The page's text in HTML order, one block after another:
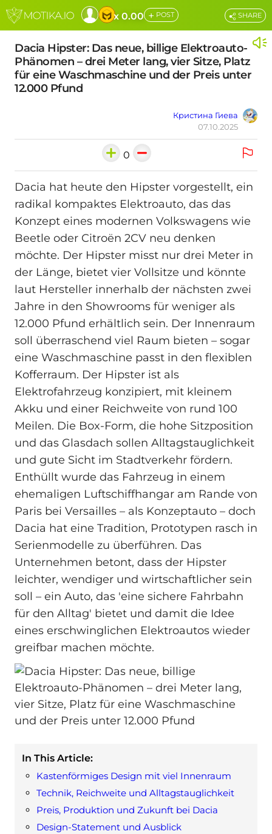
x 0.00 + POST
Dacia Hipster: Das neue, billige Elektroauto-
Phänomen – drei Meter lang, vier Sitze, Platz
für eine Waschmaschine und der Preis unter
12.000 Pfund
Кристина Гиева
07.10.2025
SHARE
0
Dacia hat heute den Hipster vorgestellt, ein
radikal kompaktes Elektroauto, das das
Konzept eines modernen Volkswagens wie
Beetle oder Citroën 2CV neu denken
möchte. Der Hipster misst nur drei Meter in
der Länge, bietet vier Vollsitze und könnte
laut Hersteller innerhalb der nächsten zwei
Jahre in den Showrooms für weniger als
12.000 Pfund erhältlich sein. Der Innenraum
soll überraschend viel Raum bieten – sogar
eine Waschmaschine passt in den flexiblen
Kofferraum. Der Hipster ist als
Elektrofahrzeug konzipiert, mit kleinem
Akku und einer Reichweite von rund 100
Meilen. Die Box-Form, die hohe Sitzposition
und das Glasdach sollen Alltagstauglichkeit
und gute Sicht im Stadtverkehr fördern.
Enthüllt wurde das Fahrzeug in einem
ehemaligen Luftschiffhangar am Rande von
Paris bei Versailles – als Konzeptauto – doch
Dacia hat eine Tradition, Prototypen rasch in
Serienmodelle zu überführen. Das
Unternehmen betont, dass der Hipster
leichter, wendiger und wirtschaftlicher sein
soll – ein Auto, das 'eine sichere Fahrbahn
für den Alltag' bietet und damit die Idee
eines erschwinglichen Elektroautos wieder
greifbar machen möchte.
In This Article:
Kastenförmiges Design mit viel Innenraum
Technik, Reichweite und Alltagstauglichkeit
Preis, Produktion und Zukunft bei Dacia
Design-Statement und Ausblick